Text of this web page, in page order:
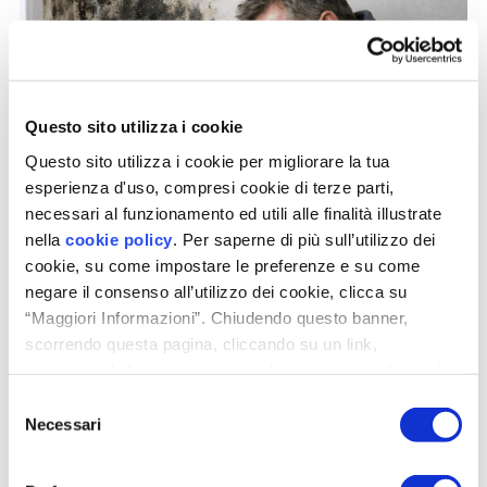
Questo sito utilizza i cookie
Questo sito utilizza i cookie per migliorare la tua
esperienza d'uso, compresi cookie di terze parti,
necessari al funzionamento ed utili alle finalità illustrate
nella cookie policy . Per saperne di più sull’utilizzo dei
cookie, su come impostare le preferenze e su come
negare il consenso all’utilizzo dei cookie, clicca su
“Maggiori Informazioni”. Chiudendo questo banner,
scorrendo questa pagina, cliccando su un link,
delNecessari
Helty progetta e commercializza
sistemi di VMC (Ventilazione
Meccanica Controllata) a doppio
flusso con recupero di calore: qual
sistemi di filtrazione dell’aria